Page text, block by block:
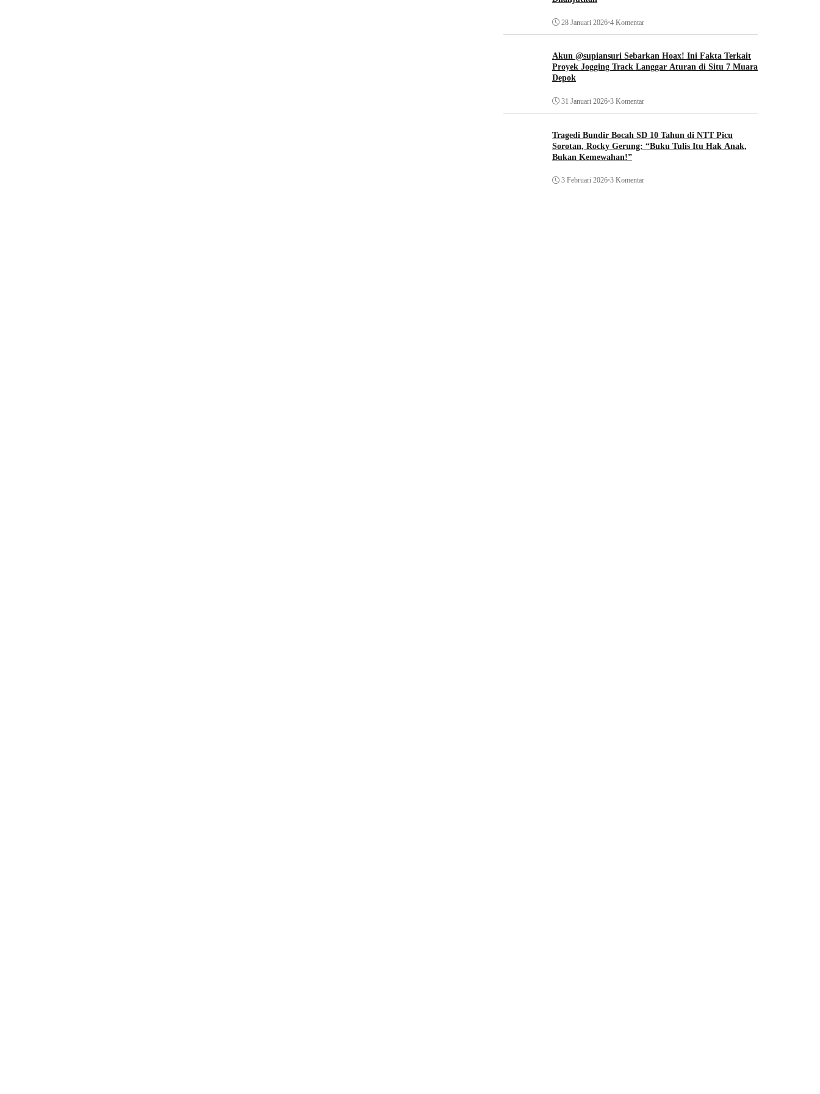
28 Januari 2026•4 Komentar
Akun @supiansuri Sebarkan Hoax! Ini Fakta Terkait
Proyek Jogging Track Langgar Aturan di Situ 7 Muara
Depok
31 Januari 2026•3 Komentar
Tragedi Bundir Bocah SD 10 Tahun di NTT Picu
Sorotan, Rocky Gerung: “Buku Tulis Itu Hak Anak,
Bukan Kemewahan!”
3 Februari 2026•3 Komentar